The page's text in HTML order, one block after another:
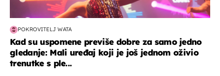
POKROVITELJ WATA
Kad su uspomene previše dobre za samo jedno
gledanje: Mali uređaj koji je još jednom oživio
trenutke s ple...